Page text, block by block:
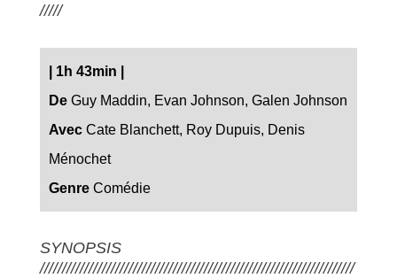
/////
1h 43min
De Guy Maddin, Evan Johnson, Galen Johnson
AvecCate Blanchett, Roy Dupuis, Denis
Ménochet
GenreComédie
SYNOPSIS
///////////////////////////////////////////////////////////////////////